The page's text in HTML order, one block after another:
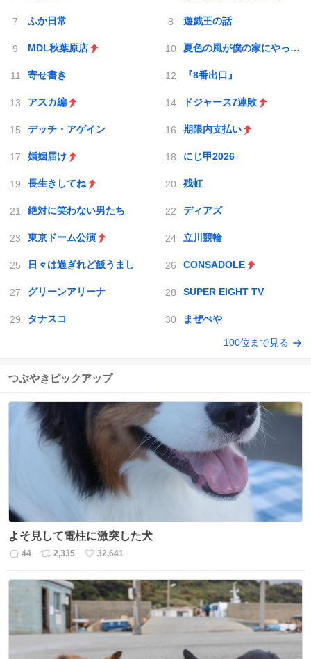
ふか日常 遊戯王の話
MDL秋葉原店 夏色の風が僕の家にやってきた
寄せ書き 『8番出口』
アスカ編 ドジャース7連敗
デッチ・アゲイン 期限内支払い
婚姻届け にじ甲2026
長生きしてね 残虹
絶対に笑わない男たち ディアズ
東京ドーム公演 立川競輪
日々は過ぎれど飯うまし CONSADOLE
グリーンアリーナ SUPER EIGHT TV
タナスコ まぜべや
100位まで見る
つぶやきピックアップ
よそ見して電柱に激突した犬
返
数
44
リ
ス
ト
数
2,335
い
ね
数
32,641